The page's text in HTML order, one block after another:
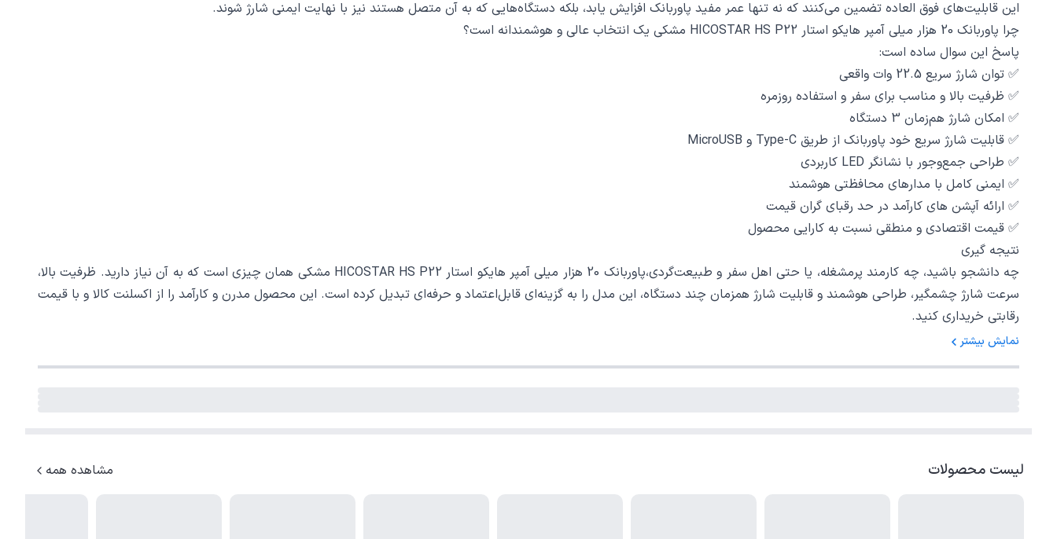
این قابلیت‌های فوق العاده تضمین می‌کنند که نه تنها عمر مفید پاوربانک افزایش یابد، بلکه دستگاه‌هایی که به آن متصل هستند نیز با نهایت ایمنی شارژ شوند.
چرا پاوربانک 20 هزار میلی آمپر هایکو استار HICOSTAR HS P22 مشکی یک انتخاب عالی و هوشمندانه است؟
پاسخ این سوال ساده است:
✅ توان شارژ سریع 22.5 وات واقعی
✅ ظرفیت بالا و مناسب برای سفر و استفاده روزمره
✅ امکان شارژ هم‌زمان 3 دستگاه
✅ قابلیت شارژ سریع خود پاوربانک از طریق Type-C و MicroUSB
✅ طراحی جمع‌وجور با نشانگر LED کاربردی
✅ ایمنی کامل با مدارهای محافظتی هوشمند
✅ ارائه آپشن های کارآمد در حد رقبای گران قیمت
✅ قیمت اقتصادی و منطقی نسبت به کارایی محصول
نتیجه‌ گیری
چه دانشجو باشید، چه کارمند پرمشغله، یا حتی اهل سفر و طبیعت‌گردی،پاوربانک 20 هزار میلی آمپر هایکو استار HICOSTAR HS P22 مشکی همان چیزی است که به آن نیاز دارید. ظرفیت بالا،
سرعت شارژ چشمگیر، طراحی هوشمند و قابلیت شارژ همزمان چند دستگاه، این مدل را به گزینه‌ای قابل‌اعتماد و حرفه‌ای تبدیل کرده است. این محصول مدرن و کارآمد را از اکسلنت کالا و با قیمت
رقابتی خریداری کنید.
نمایش بیشتر
لیست محصولات مشاهده همه